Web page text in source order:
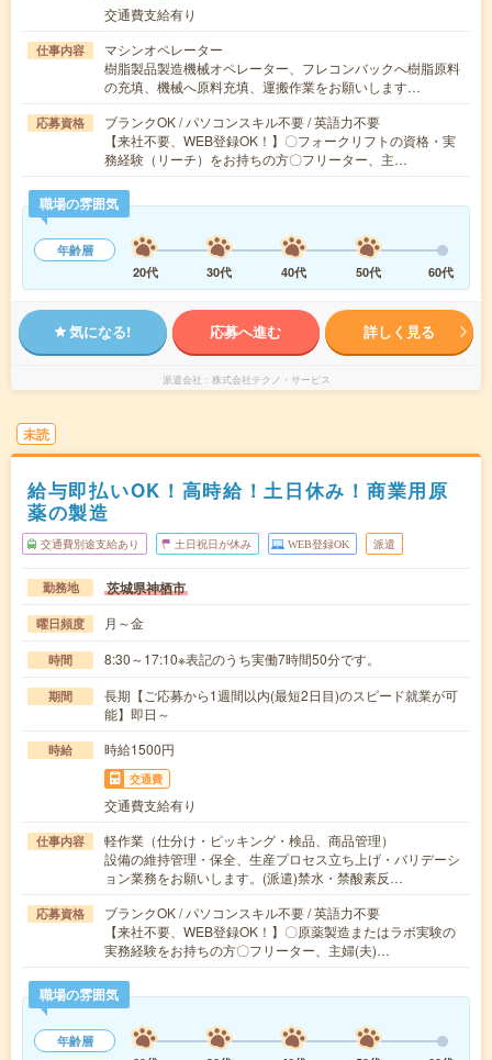
交通費支給有り
仕事内容
マシンオペレーター
樹脂製品製造機械オペレーター、フレコンバックへ樹脂原料
の充填、機械へ原料充填、運搬作業をお願いします…
応募資格
ブランクOK / パソコンスキル不要 / 英語力不要
【来社不要、WEB登録OK！】〇フォークリフトの資格・実
務経験（リーチ）をお持ちの方〇フリーター、主…
職場の雰囲気
年齢層
20代
30代 40代 50代 60代
気になる! 応募へ進む 詳しく見る
派遣会社 株式会社テクノ・サービス
未読
給与即払いOK！高時給！土日休み！商業用原
薬の製造
交通費別途支給あり 土日祝日が休み WEB登録OK 派遣
勤務地 茨城県神栖市
曜日頻度 月～金
時間 8:30～17:10※表記のうち実働7時間50分です。
期間
長期【ご応募から1週間以内(最短2日目)のスピード就業が可
能】即日～
時給 時給1500円
交通費
交通費支給有り
仕事内容
軽作業（仕分け・ピッキング・検品、商品管理）
設備の維持管理・保全、生産プロセス立ち上げ・バリデーシ
ョン業務をお願いします。(派遣)禁水・禁酸素反…
応募資格
ブランクOK / パソコンスキル不要 / 英語力不要
【来社不要、WEB登録OK！】〇原薬製造またはラボ実験の
実務経験をお持ちの方〇フリーター、主婦(夫)…
職場の雰囲気
年齢層